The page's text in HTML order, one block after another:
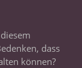
dass
können?